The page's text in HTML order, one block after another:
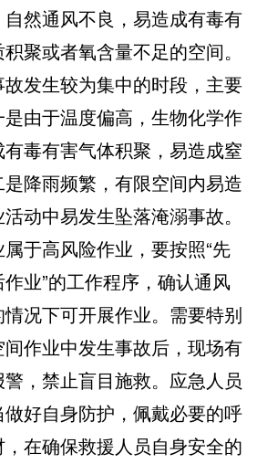
然通风不良，易造成有毒有
聚或者氧含量不足的空间。
发生较为集中的时段，主要
由于温度偏高，生物化学作
毒有害气体积聚，易造成窒
降雨频繁，有限空间内易造
动中易发生坠落淹溺事故。
于高风险作业，要按照“先
业”的工作程序，确认通风
况下可开展作业。需要特别
作业中发生事故后，现场有
，禁止盲目施救。应急人员
好自身防护，佩戴必要的呼
在确保救援人员自身安全的